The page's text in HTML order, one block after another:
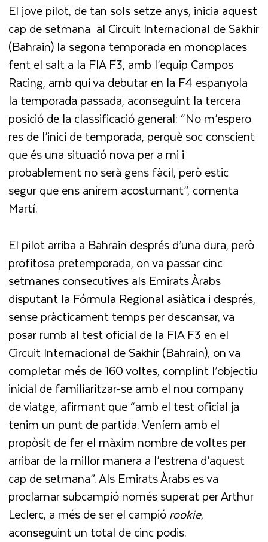
El jove pilot, de tan sols setze anys, inicia aquest
cap de setmana al Circuit Internacional de Sakhir
(Bahrain) la segona temporada en monoplaces
fent el salt a la FIA F3, amb l’equip Campos
Racing, amb qui va debutar en la F4 espanyola
la temporada passada, aconseguint la tercera
posició de la classificació general: “No m’espero
res de l’inici de temporada, perquè soc conscient
que és una situació nova per a mi i
probablement no serà gens fàcil, però estic
segur que ens anirem acostumant”, comenta
Martí.
El pilot arriba a Bahrain després d’una dura, però
profitosa pretemporada, on va passar cinc
setmanes consecutives als Emirats Àrabs
disputant la Fórmula Regional asiàtica i després,
sense pràcticament temps per descansar, va
posar rumb al test oficial de la FIA F3 en el
Circuit Internacional de Sakhir (Bahrain), on va
completar més de 160 voltes, complint l’objectiu
inicial de familiaritzar-se amb el nou company
de viatge, afirmant que “amb el test oficial ja
tenim un punt de partida. Veníem amb el
propòsit de fer el màxim nombre de voltes per
arribar de la millor manera a l’estrena d’aquest
cap de setmana”. Als Emirats Àrabs es va
proclamar subcampió només superat per Arthur
Leclerc, a més de ser el campiórookie,
aconseguint un total de cinc podis.